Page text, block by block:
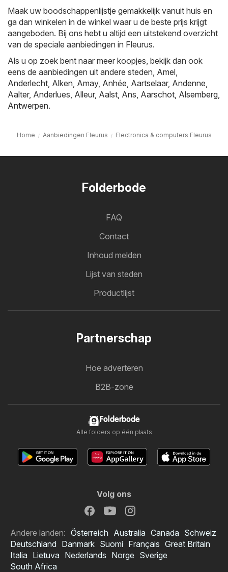
Maak uw boodschappenlijstje gemakkelijk vanuit huis en
ga dan winkelen in de winkel waar u de beste prijs krijgt
aangeboden. Bij ons hebt u altijd een uitstekend overzicht
van de speciale aanbiedingen in Fleurus.
Als u op zoek bent naar meer koopjes, bekijk dan ook
eens de aanbiedingen uit andere steden, Amel
Anderlecht Alken Amay, Anhée Aartselaar, Andenne
Aalter, Anderlues Alleur, Aalst Ans Aarschot Alsemberg
Antwerpen.
Home Aanbiedingen Fleurus Electronica & computers Fleurus
Folderbode
FAQ
Contact
Inhoud melden
Lijst van steden
Productlijst
Partnerschap
Hoe adverteren
B2B-zone
Folderbode
Alle folders op één plaats
Volg ons
Andere landen: Österreich Australia Canada Schweiz
Deutschland Danmark Suomi Français Great Britain
Italia Lietuva Nederlands Norge Sverige
South Africa